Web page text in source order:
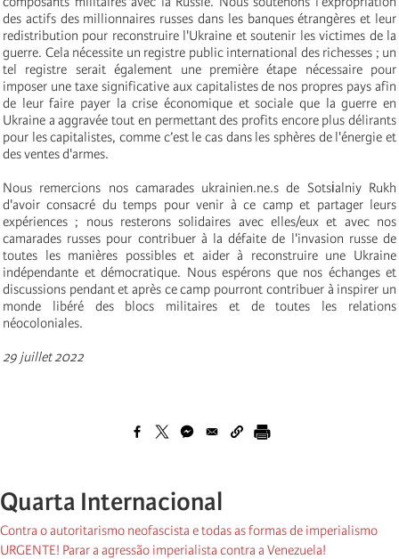
des actifs des millionnaires russes dans les banques étrangères et leur
redistribution pour reconstruire l'Ukraine et soutenir les victimes de la
guerre. Cela nécessite un registre public international des richesses ; un
tel registre serait également une première étape nécessaire pour
imposer une taxe significative aux capitalistes de nos propres pays afin
de leur faire payer la crise économique et sociale que la guerre en
Ukraine a aggravée tout en permettant des profits encore plus délirants
pour les capitalistes, comme c’est le cas dans les sphères de l'énergie et
des ventes d'armes.
Nous remercions nos camarades ukrainien.ne.s de Sotsіalniy Rukh
d'avoir consacré du temps pour venir à ce camp et partager leurs
expériences ; nous resterons solidaires avec elles/eux et avec nos
camarades russes pour contribuer à la défaite de l'invasion russe de
toutes les manières possibles et aider à reconstruire une Ukraine
indépendante et démocratique. Nous espérons que nos échanges et
discussions pendant et après ce camp pourront contribuer à inspirer un
monde libéré des blocs militaires et de toutes les relations
néocoloniales.
29 juillet 2022
Quarta Internacional
Contra o autoritarismo neofascista e todas as formas de imperialismo
URGENTE! Parar a agressão imperialista contra a Venezuela!